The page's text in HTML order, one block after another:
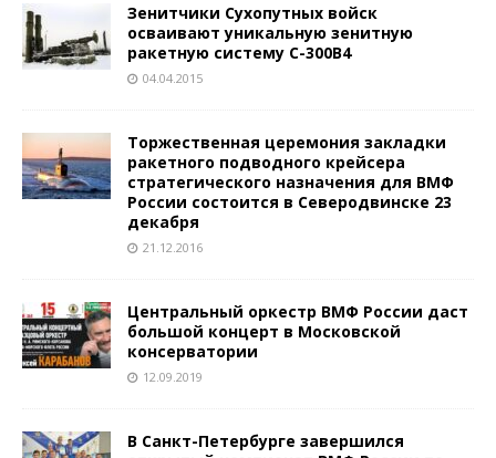
Зенитчики Сухопутных войск
осваивают уникальную зенитную
ракетную систему С-300В4
04.04.2015
Торжественная церемония закладки
ракетного подводного крейсера
стратегического назначения для ВМФ
России состоится в Северодвинске 23
декабря
21.12.2016
Центральный оркестр ВМФ России даст
большой концерт в Московской
консерватории
12.09.2019
В Санкт-Петербурге завершился